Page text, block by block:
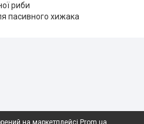
риби
пасивного хижака